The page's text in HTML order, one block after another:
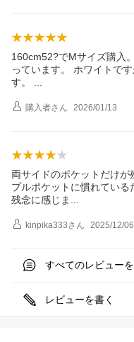
160cm52?でMサイズ購入
っています。 ホワイトで
す。
購入者さん 2026/01/13
両サイドのポケットだけ
プルポケットに慣れてい
残念に感じ ま
kinpika333さん 2025/12/06
すべてのレビュー
レビューを書く